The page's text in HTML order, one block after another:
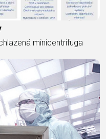
minicentrifuga